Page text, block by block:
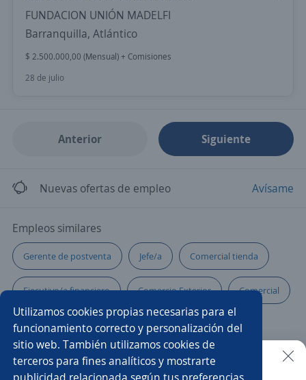
Utilizamos cookies propias necesarias para el
funcionamiento correcto y personalización del
sitio web. También utilizamos cookies de
terceros para fines analíticos y mostrarte
FUNDACION UNIÓN MADELFI
Barranquilla, Atlántico
$ 2.500.000,00 (Mensual) + Comisiones
28 de julio
Anterior Siguiente
Nuevas ofertas de empleo Avísame
Empleos similares
Gerente de postventa Jefe/a Comercial tienda
Ejecutivo/a financiero Comercio Exterior Comercial
Administrador ventas Gerente de operaciones
Gerente de ventas comercial Subgerente